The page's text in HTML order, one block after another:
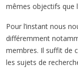
mêmes objectifs que
Pour l’instant nous
différemment
membres. Il suffit de
les sujets de